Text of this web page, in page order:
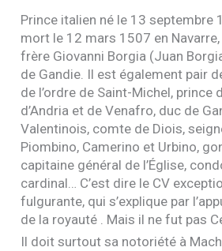
Prince italien né le 13 septembre
mort le 12 mars 1507 en
frère Giovanni Borgia (Juan
de Gandie. Il est également pair
de l’ordre de Saint-Michel, prince
d’Andria et de Venafro, duc de
Valentinois, comte de Diois,
Piombino, Camerino et Urbino,
capitaine général de l’Église,
cardinal… C’est dire le CV
fulgurante, qui s’explique par
de la royauté . Mais il ne fut pas
Il doit surtout sa notoriété à